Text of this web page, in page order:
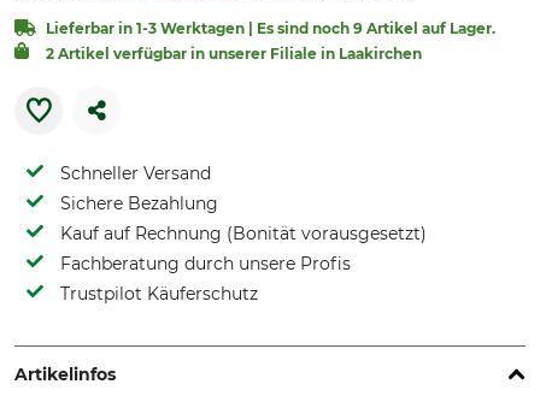
Lieferbar in 1-3 Werktagen | Es sind noch 9 Artikel auf Lager.
2 Artikel verfügbar in unserer Filiale in Laakirchen
Schneller Versand
Sichere Bezahlung
Kauf auf Rechnung (Bonität vorausgesetzt)
Fachberatung durch unsere Profis
Trustpilot Käuferschutz
Artikelinfos